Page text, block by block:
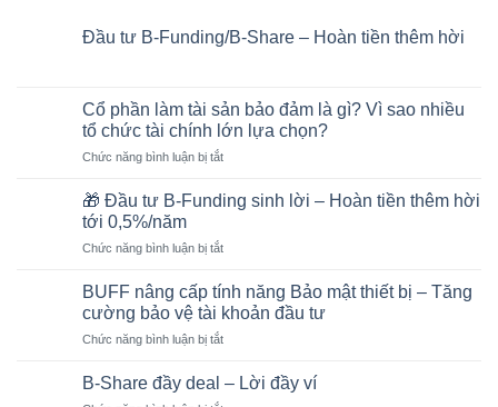
Đầu tư B-Funding/B-Share – Hoàn tiền thêm hời
luận
ở
Đầu
B-
–
Hoàn
tiền
thêm
Cổ phần làm tài sản bảo đảm là gì? Vì sao nhiều
tổ chức tài chính lớn lựa chọn?
Chức năng bình luận bị tắtở
phần
làm
sản
đảm
là
Vì
nhiều
🎁 Đầu tư B-Funding sinh lời – Hoàn tiền thêm hời
tới 0,5%/năm
Chức năng bình luận bị tắtở
Đầu
tư
B-
Funding
BUFF nâng cấp tính năng Bảo mật thiết bị – Tăng
cường bảo vệ tài khoản đầu tư
Chức năng bình luận bị tắtở
nâng
B-Share đầy deal – Lời đầy ví